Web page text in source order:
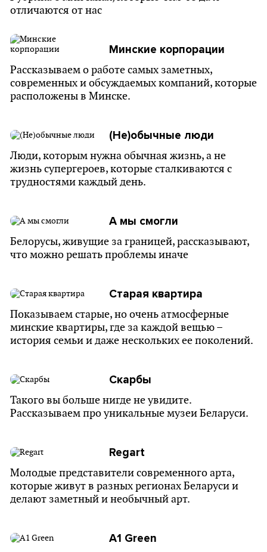
отличаются от нас
Минские корпорации
Рассказываем о работе самых заметных,
современных и обсуждаемых компаний, которые
расположены в Минске.
(Не)обычные люди
Люди, которым нужна обычная жизнь, а не
жизнь супергероев, которые сталкиваются с
трудностями каждый день.
А мы смогли
Белорусы, живущие за границей, рассказывают,
что можно решать проблемы иначе
Старая квартира
Показываем старые, но очень атмосферные
минские квартиры, где за каждой вещью –
история семьи и даже нескольких ее поколений.
Скарбы
Такого вы больше нигде не увидите.
Рассказываем про уникальные музеи Беларуси.
Regart
Молодые представители современного арта,
которые живут в разных регионах Беларуси и
делают заметный и необычный арт.
A1 Green